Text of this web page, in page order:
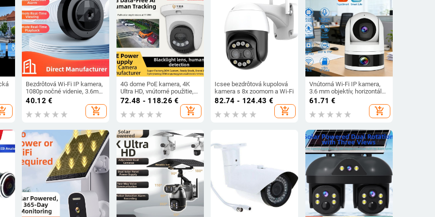
Bezdrôtová Wi‑Fi IP kamera,
1080p nočné videnie, 3.6mm
objektív, 0.001 lx, detekcia
40.12 €
add_shopping_cart
4G dome PoE kamera, 4K
Ultra HD, vnútorné použitie,
plnofarebná, ONVIF
72.48 - 118.26 €
add_shopping_cart
Icsee bezdrôtová kupolová
kamera s 8x zoomom a Wi‑Fi
82.74 - 124.43 €
add_shopping_cart
Vnútorná Wi-Fi IP kamera,
3.6 mm objektív, horizontálne
rozlíšenie 420, minimálne
osvetlenie 0.001 lx, IR dosah
10 m, prevádzková teplota
61.71 €
add_shopping_cart